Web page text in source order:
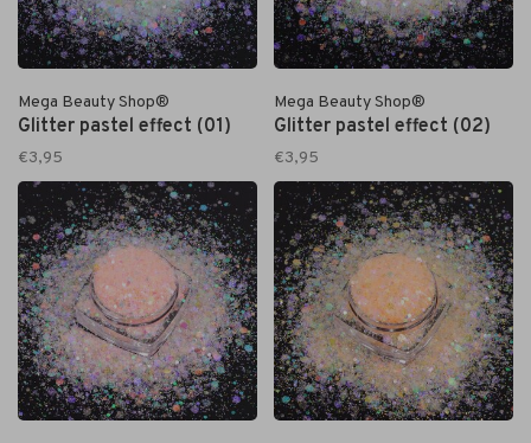
Mega Beauty Shop®
Glitter pastel effect (01)
€3,95
Mega Beauty Shop®
Glitter pastel effect (02)
€3,95